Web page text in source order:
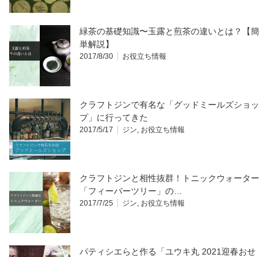
緑茶の基礎知識〜玉露と煎茶の違いとは？【簡
単解説】
2017/8/30 お役立ち情報
クラフトジンで有名な「グッドミールズショッ
プ」に行ってきた
2017/5/17 ジン お役立ち情報
クラフトジンと相性抜群！トニックウォーター
「フィーバーツリー」の…
2017/7/25 ジン お役立ち情報
パティシエらと作る「ユウキ丸 2021迎春おせ